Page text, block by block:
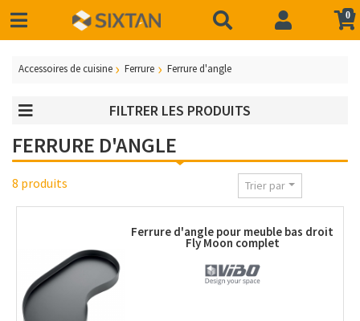
0
Accessoires de cuisine Ferrure Ferrure d'angle
FILTRER LES PRODUITS
FERRURE D'ANGLE
8 produits Trier par
Ferrure d'angle pour meuble bas droit
Fly Moon complet